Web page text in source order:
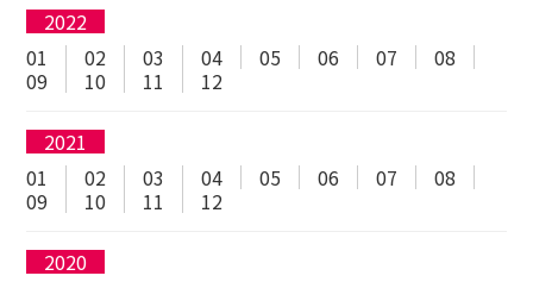
2022
01
02 03 04 05 06 07
08
09
10 11 12
2021
01
02 03 04 05 06 07
08
09
10 11 12
2020